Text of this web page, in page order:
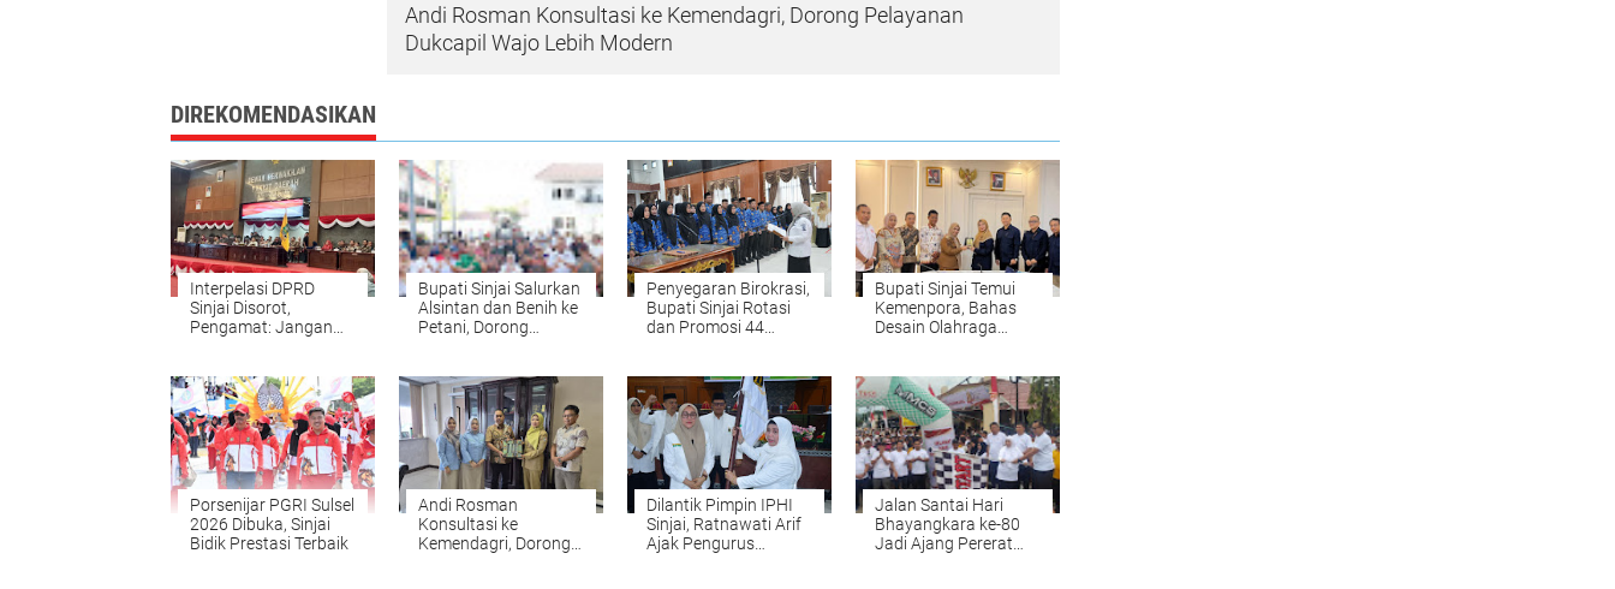
Andi Rosman Konsultasi ke Kemendagri, Dorong Pelayanan
Dukcapil Wajo Lebih Modern
DIREKOMENDASIKAN
Interpelasi DPRD
Sinjai Disorot,
Pengamat: Jangan
Teknis
Bupati Sinjai Salurkan
Alsintan dan Benih ke
Petani, Dorong
Penyegaran Birokrasi,
Bupati Sinjai Rotasi
dan Promosi 44
Bupati Sinjai Temui
Kemenpora, Bahas
Desain Olahraga
Porsenijar PGRI Sulsel
2026 Dibuka, Sinjai
Bidik Prestasi Terbaik
Andi Rosman
Konsultasi ke
Kemendagri, Dorong
Dilantik Pimpin IPHI
Sinjai, Ratnawati Arif
Ajak Pengurus
Jalan Santai Hari
Bhayangkara ke-80
Jadi Ajang Pererat